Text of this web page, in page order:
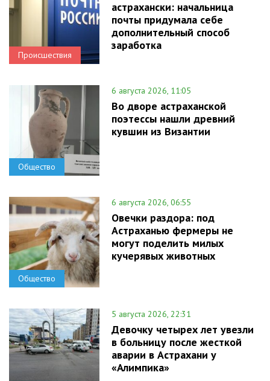
Происшествия
астрахански: начальница
почты придумала себе
дополнительный способ
заработка
Общество
6 августа 2026, 11:05
Во дворе астраханской
поэтессы нашли древний
кувшин из Византии
Общество
6 августа 2026, 06:55
Овечки раздора: под
Астраханью фермеры не
могут поделить милых
кучерявых животных
5 августа 2026, 22:31
Девочку четырех лет увезли
в больницу после жесткой
аварии в Астрахани у
«Алимпика»